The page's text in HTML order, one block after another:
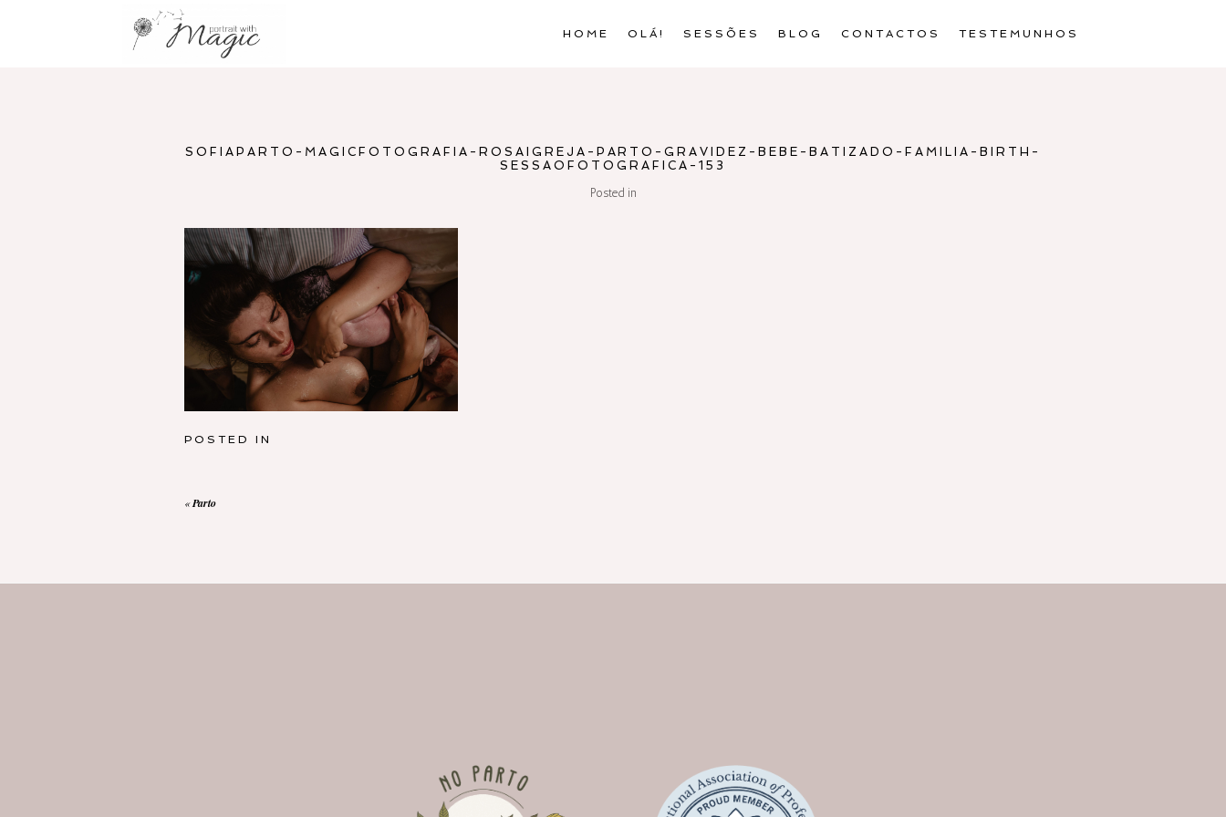
HOME OLÁ! SESSÕES BLOG CONTACTOS TESTEMUNHOS
SOFIAPARTO-MAGICFOTOGRAFIA-ROSAIGREJA-PARTO-GRAVIDEZ-BEBE-BATIZADO-FAMILIA-BIRTH-
SESSAOFOTOGRAFICA-153
Posted in
POSTED IN
«Parto